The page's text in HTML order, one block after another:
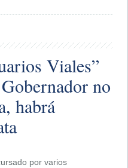
Viales”
no
habrá
por varios